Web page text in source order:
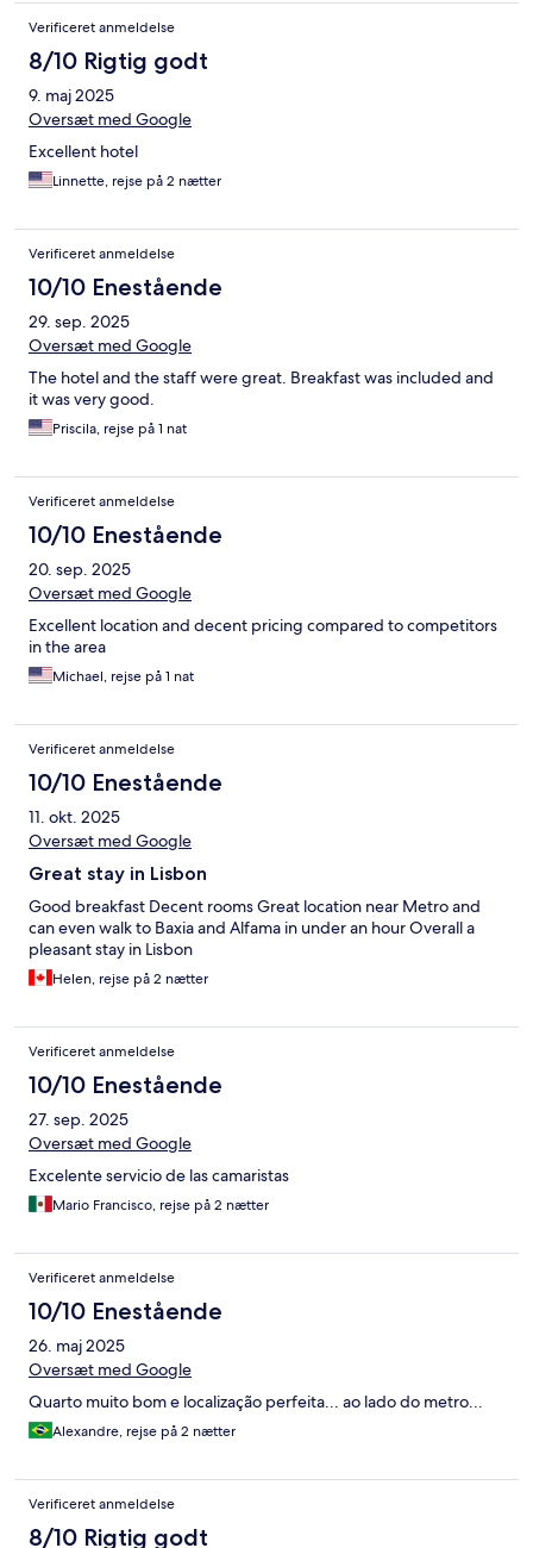
Verificeret anmeldelse
8/10 Rigtig godt
9. maj 2025
Oversæt med Google
Excellent hotel
Linnette, rejse på 2 nætter
Verificeret anmeldelse
10/10 Enestående
29. sep. 2025
Oversæt med Google
The hotel and the staff were great. Breakfast was included and
it was very good.
Priscila, rejse på 1 nat
Verificeret anmeldelse
10/10 Enestående
20. sep. 2025
Oversæt med Google
Excellent location and decent pricing compared to competitors
in the area
Michael, rejse på 1 nat
Verificeret anmeldelse
10/10 Enestående
11. okt. 2025
Oversæt med Google
Great stay in Lisbon
Good breakfast Decent rooms Great location near Metro and
can even walk to Baxia and Alfama in under an hour Overall a
pleasant stay in Lisbon
Helen, rejse på 2 nætter
Verificeret anmeldelse
10/10 Enestående
27. sep. 2025
Oversæt med Google
Excelente servicio de las camaristas
Mario Francisco, rejse på 2 nætter
Verificeret anmeldelse
10/10 Enestående
26. maj 2025
Oversæt med Google
Quarto muito bom e localização perfeita... ao lado do metro...
Alexandre, rejse på 2 nætter
Verificeret anmeldelse
8/10 Rigtig godt